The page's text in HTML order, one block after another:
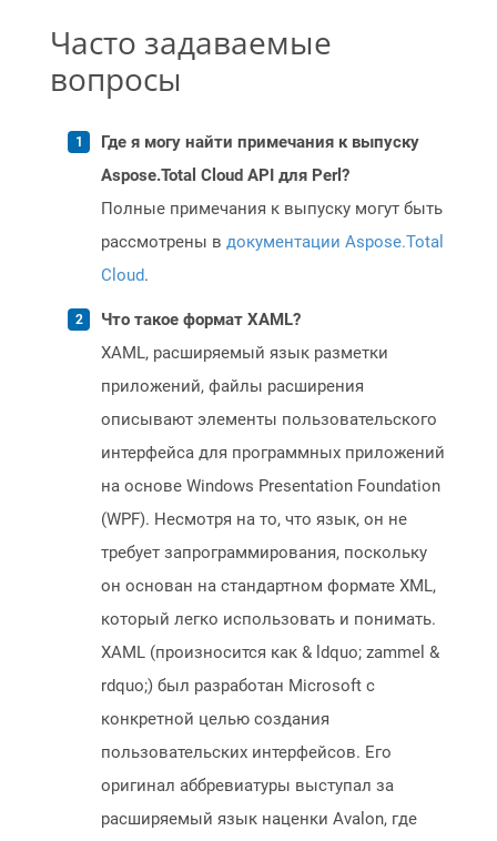
Часто задаваемые
вопросы
Где я могу найти примечания к выпуску
Aspose.Total Cloud API для Perl?
Полные примечания к выпуску могут быть
рассмотрены в документации Aspose.Total
Cloud.
Что такое формат XAML?
XAML, расширяемый язык разметки
приложений, файлы расширения
описывают элементы пользовательского
интерфейса для программных приложений
на основе Windows Presentation Foundation
(WPF). Несмотря на то, что язык, он не
требует запрограммирования, поскольку
он основан на стандартном формате XML,
который легко использовать и понимать.
XAML (произносится как & ldquo; zammel &
rdquo;) был разработан Microsoft с
конкретной целью создания
пользовательских интерфейсов. Его
оригинал аббревиатуры выступал за
расширяемый язык наценки Avalon, где